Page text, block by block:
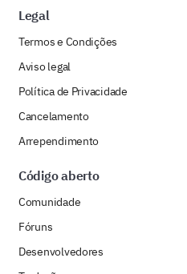
Legal
Termos e Condições
Aviso legal
Política de Privacidade
Cancelamento
Arrependimento
Código aberto
Comunidade
Fóruns
Desenvolvedores